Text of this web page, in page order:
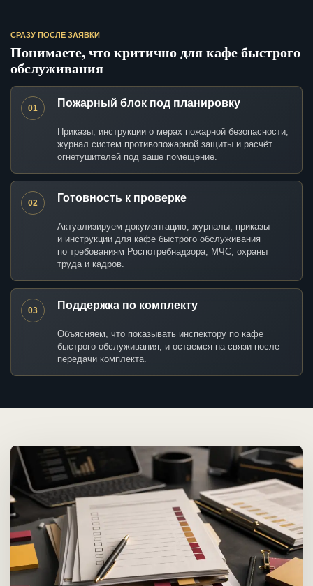
СРАЗУ ПОСЛЕ ЗАЯВКИ
Понимаете, что критично для кафе быстрого
обслуживания
01 Пожарный блок под планировку
Приказы, инструкции о мерах пожарной безопасности,
журнал систем противопожарной защиты и расчёт
огнетушителей под ваше помещение.
02 Готовность к проверке
Актуализируем документацию, журналы, приказы
и инструкции для кафе быстрого обслуживания
по требованиям Роспотребнадзора, МЧС, охраны
труда и кадров.
03 Поддержка по комплекту
Объясняем, что показывать инспектору по кафе
быстрого обслуживания, и остаемся на связи после
передачи комплекта.